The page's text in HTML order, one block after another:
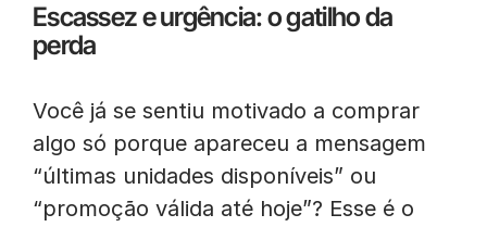
Escassez e urgência: o gatilho da
perda
Você já se sentiu motivado a comprar
algo só porque apareceu a mensagem
“últimas unidades disponíveis” ou
“promoção válida até hoje”? Esse é o